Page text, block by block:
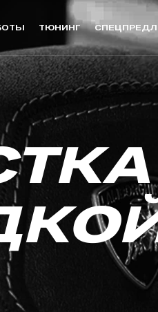
покраски
риска) -40%
Полировка
Химчистка
Оклейка
ТЮНИНГ